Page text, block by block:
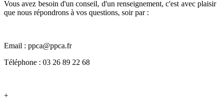
Vous avez besoin d'un conseil, d'un renseignement, c'est avec plaisir
que nous répondrons à vos questions, soir par :
Email : ppca@ppca.fr
Téléphone : 03 26 89 22 68
+